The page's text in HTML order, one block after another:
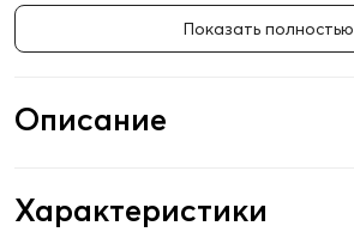
Показать полностью
Описание
Характеристики